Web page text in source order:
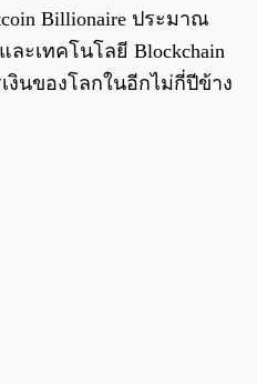
Billionaire ประมาณ
ละเทคโนโลยี Blockchain
งินของโลกในอีกไม่กี่ปีข้าง